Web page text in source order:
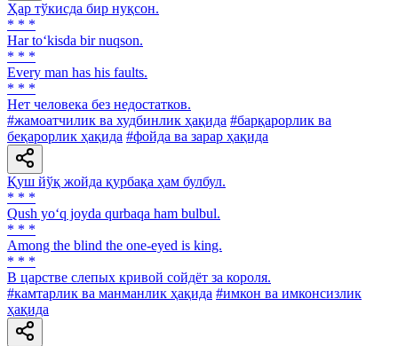
Ҳар тўкисда бир нуқсон.
* * *
Har to‘kisda bir nuqson.
* * *
Every man has his faults.
* * *
Нет человека без недостатков.
#жамоатчилик ва худбинлик ҳақида #барқарорлик ва
беқарорлик ҳақида #фойда ва зарар ҳақида
Қуш йўқ жойда қурбақа ҳам булбул.
* * *
Qush yo‘q joyda qurbaqa ham bulbul.
* * *
Among the blind the one-eyed is king.
* * *
В царстве слепых кривой сойдёт за короля.
#камтарлик ва манманлик ҳақида #имкон ва имконсизлик
ҳақида